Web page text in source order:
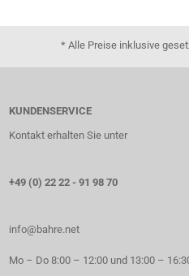
* Alle Preise inklusive
KUNDENSERVICE
Kontakt erhalten Sie unter
+49 (0) 22 22 - 91 98 70
info@bahre.net
Mo – Do 8:00 – 12:00 und 13:00 –